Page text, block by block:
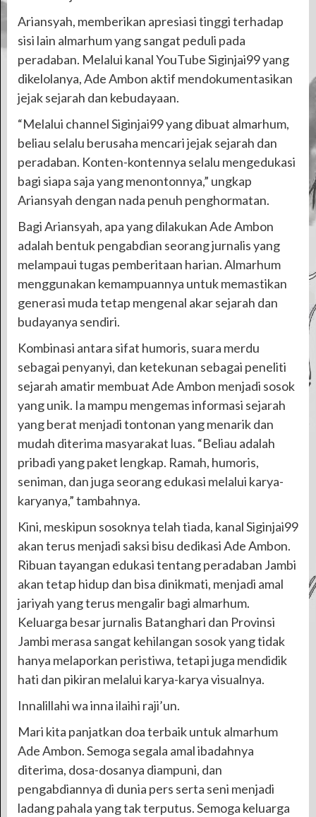
Ariansyah, memberikan apresiasi tinggi terhadap
sisi lain almarhum yang sangat peduli pada
peradaban. Melalui kanal YouTube Siginjai99 yang
dikelolanya, Ade Ambon aktif mendokumentasikan
jejak sejarah dan kebudayaan.
“Melalui channel Siginjai99 yang dibuat almarhum,
beliau selalu berusaha mencari jejak sejarah dan
peradaban. Konten-kontennya selalu mengedukasi
bagi siapa saja yang menontonnya,” ungkap
Ariansyah dengan nada penuh penghormatan.
Bagi Ariansyah, apa yang dilakukan Ade Ambon
adalah bentuk pengabdian seorang jurnalis yang
melampaui tugas pemberitaan harian. Almarhum
menggunakan kemampuannya untuk memastikan
generasi muda tetap mengenal akar sejarah dan
budayanya sendiri.
Kombinasi antara sifat humoris, suara merdu
sebagai penyanyi, dan ketekunan sebagai peneliti
sejarah amatir membuat Ade Ambon menjadi sosok
yang unik. Ia mampu mengemas informasi sejarah
yang berat menjadi tontonan yang menarik dan
mudah diterima masyarakat luas. “Beliau adalah
pribadi yang paket lengkap. Ramah, humoris,
seniman, dan juga seorang edukasi melalui karya-
karyanya,” tambahnya.
Kini, meskipun sosoknya telah tiada, kanal Siginjai99
akan terus menjadi saksi bisu dedikasi Ade Ambon.
Ribuan tayangan edukasi tentang peradaban Jambi
akan tetap hidup dan bisa dinikmati, menjadi amal
jariyah yang terus mengalir bagi almarhum.
Keluarga besar jurnalis Batanghari dan Provinsi
Jambi merasa sangat kehilangan sosok yang tidak
hanya melaporkan peristiwa, tetapi juga mendidik
hati dan pikiran melalui karya-karya visualnya.
Innalillahi wa inna ilaihi raji’un.
Mari kita panjatkan doa terbaik untuk almarhum
Ade Ambon. Semoga segala amal ibadahnya
diterima, dosa-dosanya diampuni, dan
pengabdiannya di dunia pers serta seni menjadi
ladang pahala yang tak terputus. Semoga keluarga